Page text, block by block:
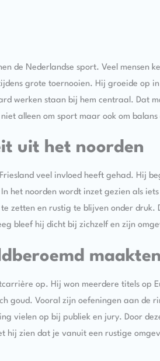
de Nederlandse sport. Veel mensen
grote toernooien. Hij groeide op
werken staan bij hem centraal. Dat
alleen om sport maar ook om balans
uit het noorden
veel invloed heeft gehad. Hij
het noorden wordt inzet gezien als
zetten en rustig te blijven onder druk.
bleef hij dicht bij zichzelf en zijn
maakten
op. Hij won meerdere titels op
goud. Vooral zijn oefeningen aan de
vielen op bij publiek en jury. Door
hij zien dat je vanuit een rustige